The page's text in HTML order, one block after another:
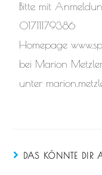
Bitte mit
01711179386
Homepage
bei Marion
unter
DAS KÖNNTE DIR